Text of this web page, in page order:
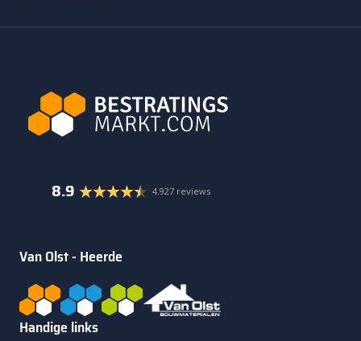
8.9 4.927 reviews
Van Olst - Heerde
Handige links